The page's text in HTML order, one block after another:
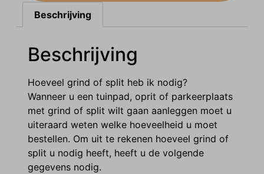
Beschrijving
Beschrijving
Hoeveel grind of split heb ik nodig?
Wanneer u een tuinpad, oprit of parkeerplaats
met grind of split wilt gaan aanleggen moet u
uiteraard weten welke hoeveelheid u moet
bestellen. Om uit te rekenen hoeveel grind of
split u nodig heeft, heeft u de volgende
gegevens nodig.